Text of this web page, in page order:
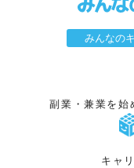
みんなの
副業・兼業を始
キャ